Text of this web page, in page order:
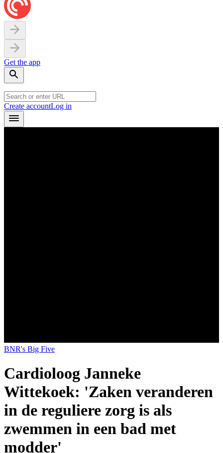
Get the app
Create accountLog in
BNR's Big Five
Cardioloog Janneke
Wittekoek: 'Zaken veranderen
in de reguliere zorg is als
zwemmen in een bad met
modder'